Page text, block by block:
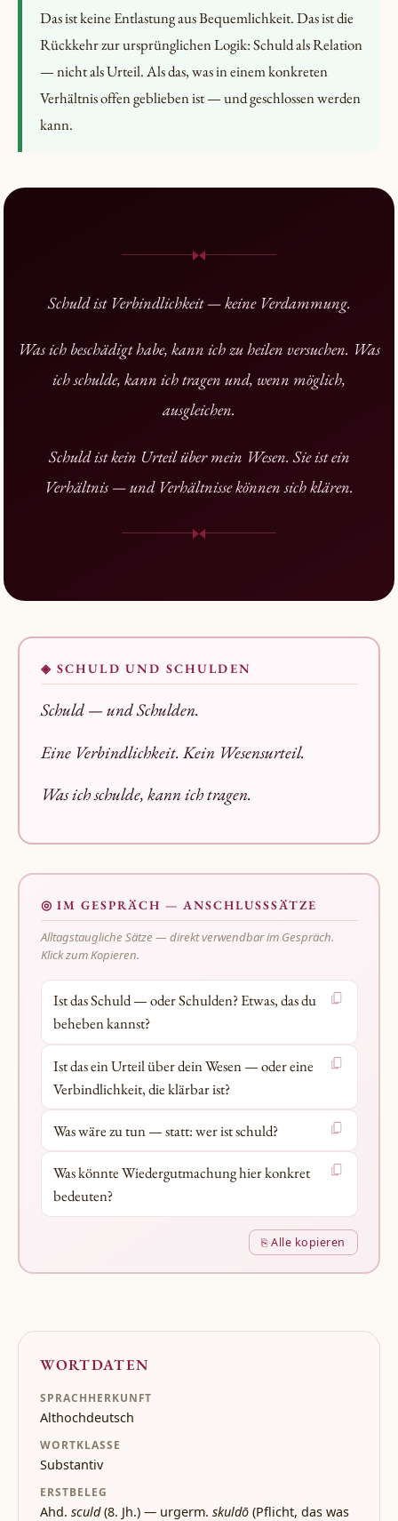
Das ist keine Entlastung aus Bequemlichkeit. Das ist die
Rückkehr zur ursprünglichen Logik: Schuld als Relation
— nicht als Urteil. Als das, was in einem konkreten
Verhältnis offen geblieben ist — und geschlossen werden
kann.
Schuld ist Verbindlichkeit — keine Verdammung.
Was ich beschädigt habe, kann ich zu heilen versuchen. Was
ich schulde, kann ich tragen und, wenn möglich,
ausgleichen.
Schuld ist kein Urteil über mein Wesen. Sie ist ein
Verhältnis — und Verhältnisse können sich klären.
◈ SCHULD UND SCHULDEN
Schuld — und Schulden.
Eine Verbindlichkeit. Kein Wesensurteil.
Was ich schulde, kann ich tragen.
◎ IM GESPRÄCH — ANSCHLUSSSÄTZE
Alltagstaugliche Sätze — direkt verwendbar im Gespräch.
Klick zum Kopieren.
Ist das Schuld — oder Schulden? Etwas, das du
beheben kannst?
Ist das ein Urteil über dein Wesen — oder eine
Verbindlichkeit, die klärbar ist?
Was wäre zu tun — statt: wer ist schuld?
Was könnte Wiedergutmachung hier konkret
bedeuten?
⎘ Alle kopieren
WORTDATEN
SPRACHHERKUNFT
Althochdeutsch
WORTKLASSE
Substantiv
ERSTBELEG
Ahd. sculd(8. Jh.) — urgerm. skuldō (Pflicht, das was